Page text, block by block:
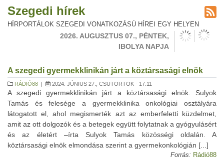
Szegedi hírek
HÍRPORTÁLOK SZEGEDI VONATKOZÁSÚ HÍREI EGY HELYEN
2026. AUGUSZTUS 07., PÉNTEK,
IBOLYA NAPJA
A szegedi gyermekklinikán járt a köztársasági elnök
RÁDIÓ88 | 2024. JÚNIUS 27., CSÜTÖRTÖK - 17:11
A szegedi gyermekklinikán járt a köztársasági elnök. Sulyok
Tamás és felesége a gyermekklinika onkológiai osztályára
látogatott el, ahol megismerték azt az emberfeletti küzdelmet,
amit az ott dolgozók és a betegek együtt folytatnak a gyógyulásért
és az életért –írta Sulyok Tamás közösségi oldalán. A
köztársasági elnök elmondása szerint a gyermekonkológián [...]
Forrás: Rádió88